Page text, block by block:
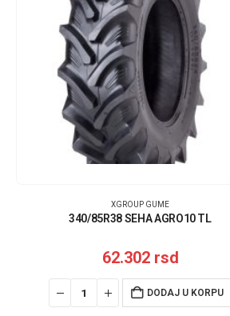
XGROUP GUME
340/85R38 SEHA AGRO10 TL
62.302 rsd
DODAJ U KORPU